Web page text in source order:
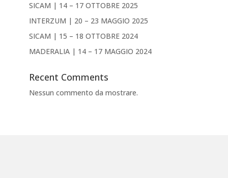
SICAM | 14 – 17 OTTOBRE 2025
INTERZUM | 20 – 23 MAGGIO 2025
SICAM | 15 – 18 OTTOBRE 2024
MADERALIA | 14 – 17 MAGGIO 2024
Recent Comments
Nessun commento da mostrare.